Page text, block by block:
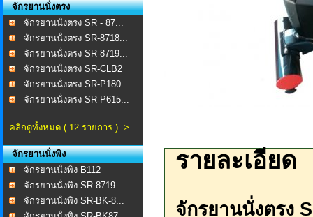
จักรยานนั่งตรง
จักรยานนั่งตรง SR - 87...
จักรยานนั่งตรง SR-8718...
จักรยานนั่งตรง SR-8719...
จักรยานนั่งตรง SR-CLB2
จักรยานนั่งตรง SR-P180
จักรยานนั่งตรง SR-P615...
คลิกดูทั้งหมด ( 12 รายการ ) ->
จักรยานนั่งพิง
จักรยานนั่งพิง B112
จักรยานนั่งพิง SR-8719...
จักรยานนั่งพิง SR-BK-8...
รายละเอียด
จักรยานนั่งตรง